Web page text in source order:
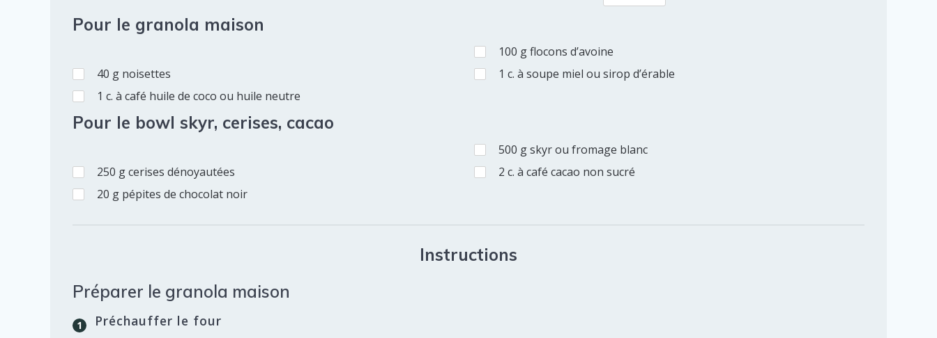
Pour le granola maison
100 gflocons d’avoine
40 g noisettes 1 c. à soupe miel ou sirop d’érable
1 c. à café huile de coco ou huile neutre
Pour le bowl skyr, cerises, cacao
500 gskyr ou fromage blanc
250 gcerises dénoyautées 2 c. à café cacao non sucré
20 g pépites de chocolat noir
Instructions
Préparer le granola maison
Préchauffer le four